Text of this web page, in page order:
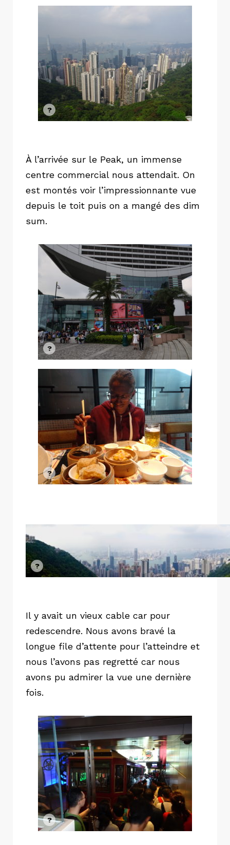
À l’arrivée sur le Peak, un immense
centre commercial nous attendait. On
est montés voir l’impressionnante vue
depuis le toit puis on a mangé des dim
sum.
Il y avait un vieux cable car pour
redescendre. Nous avons bravé la
longue file d’attente pour l’atteindre et
nous l’avons pas regretté car nous
avons pu admirer la vue une dernière
fois.